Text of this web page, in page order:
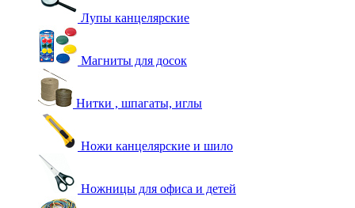
Лупы канцелярские
Магниты для досок
Нитки , шпагаты, иглы
Ножи канцелярские и шило
Ножницы для офиса и детей